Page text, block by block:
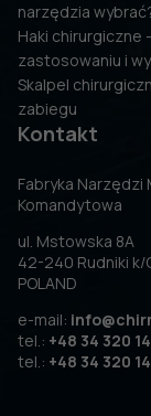
narzędzia
Haki chirurgiczne
zastosowaniu i
Skalpel
zabiegu
Kontakt
Fabryka Narzędzi
Komandytowa
ul. Mstowska 8A
42-240 Rudniki
POLAND
e-mail:
tel.: +48 34 320
tel.: +48 34 320